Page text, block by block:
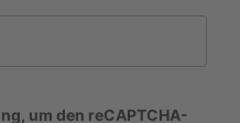
um den reCAPTCHA-